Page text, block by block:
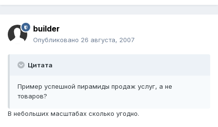
builder
Опубликовано 26 августа, 2007
Цитата
Пример успешной пирамиды продаж услуг, а не
товаров?
В небольших масштабах сколько угодно.